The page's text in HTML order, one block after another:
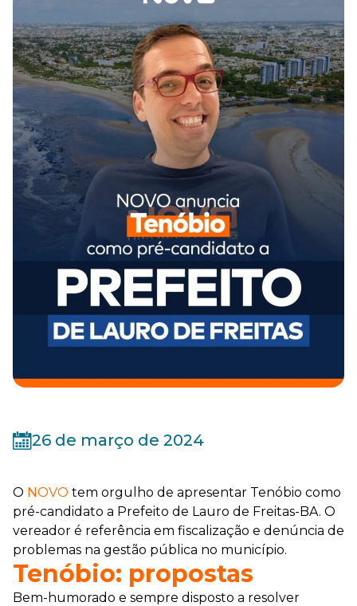
26 de março de 2024
O NOVO tem orgulho de apresentar Tenóbio como
pré-candidato a Prefeito de Lauro de Freitas-BA. O
vereador é referência em fiscalização e denúncia de
problemas na gestão pública no município.
Tenóbio: propostas
Bem-humorado e sempre disposto a resolver